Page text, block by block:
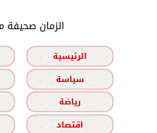
الزمان صحيفة
الرئيسية
سياسة
رياضة
اقتصاد